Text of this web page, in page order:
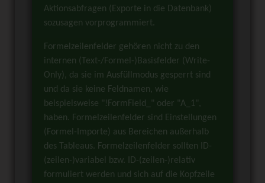
Aktionsabfragen (Exporte in die Datenbank)
sozusagen vorprogrammiert.
Formelzeilenfelder gehören nicht zu den
internen (Text-/Formel-)Basisfelder (Write-
Only), da sie im Ausfüllmodus gesperrt sind
und da sie keine Feldnamen, wie
beispielsweise "!FormField_" oder "A_1",
haben. Formelzeilenfelder sind Einstellungen
(Formel-Importe) aus Bereichen außerhalb
des Tableaus. Formelzeilenfelder sollten ID-
(zeilen-)variabel bzw. ID-(zeilen-)relativ
formuliert werden und sich auf die Kopfzeile